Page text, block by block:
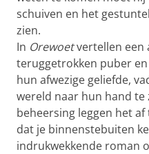
schuiven en het
zien.
In Orewoetvertellen een
teruggetrokken puber
hun afwezige geliefde,
wereld naar hun hand
beheersing leggen het
dat je binnenstebuiten
indrukwekkende roman